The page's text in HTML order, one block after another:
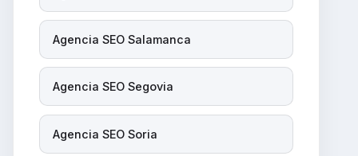
Agencia SEO Salamanca
Agencia SEO Segovia
Agencia SEO Soria